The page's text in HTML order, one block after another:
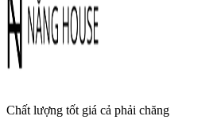
Chất lượng tốt giá cả phải chăng